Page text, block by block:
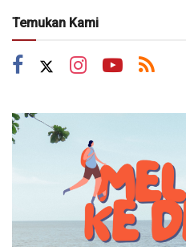
Temukan Kami